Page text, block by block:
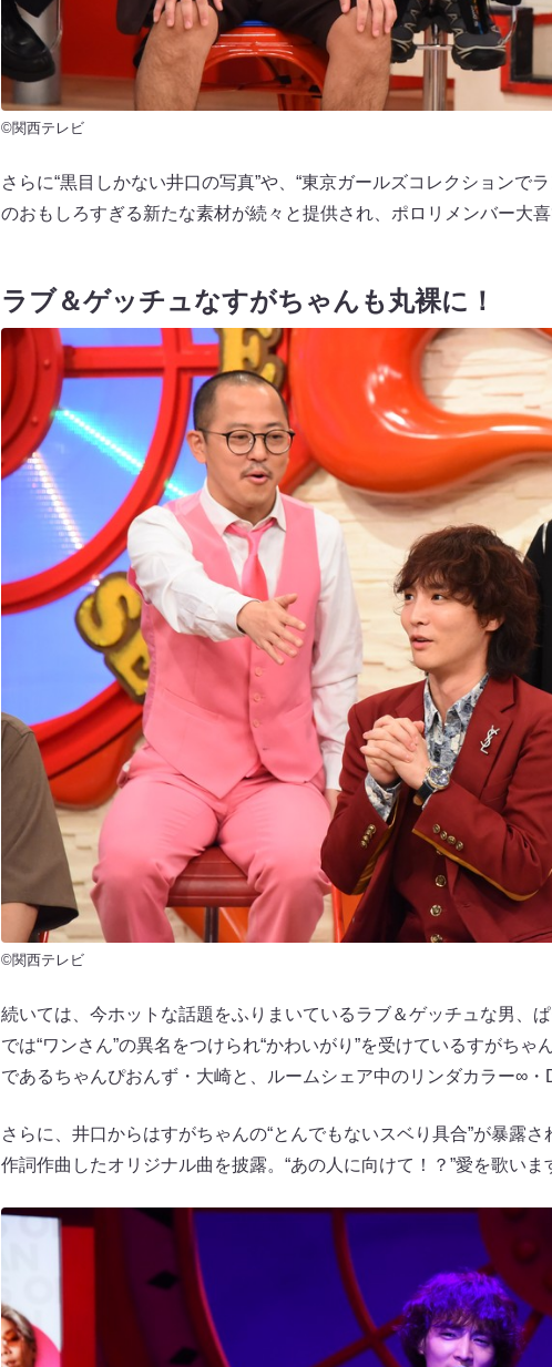
©関西テレビ
さらに“黒目しかない井口の写真”や、“東京ガールズコレクションで
のおもしろすぎる新たな素材が続々と提供され、ポロリメンバー大喜
ラブ＆ゲッチュなすがちゃんも丸裸に！
©関西テレビ
続いては、今ホットな話題をふりまいているラブ＆ゲッチュな男、
では“ワンさん”の異名をつけられ“かわいがり”を受けているすがち
であるちゃんぴおんず・大崎と、ルームシェア中のリンダカラー∞・
さらに、井口からはすがちゃんの“とんでもないスベり具合”が暴露
作詞作曲したオリジナル曲を披露。“あの人に向けて！？”愛を歌いま